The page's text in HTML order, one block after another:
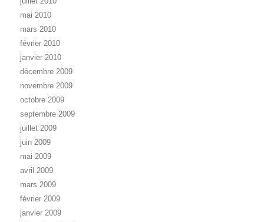
mai 2010
mars 2010
février 2010
janvier 2010
décembre 2009
novembre 2009
octobre 2009
septembre 2009
juillet 2009
juin 2009
mai 2009
avril 2009
mars 2009
février 2009
janvier 2009